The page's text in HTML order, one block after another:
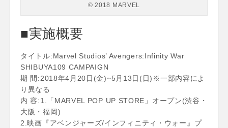
© 2018 MARVEL
■実施概要
タイトル:Marvel Studios’ Avengers:Infinity War
SHIBUYA109 CAMPAIGN
期 間:2018年4月20日(金)~5月13日(日)※一部内容によ
り異なる
内 容:1.「MARVEL POP UP STORE」オープン(渋谷・
大阪・福岡)
2.映画『アベンジャーズ/インフィニティ・ウォー』プ